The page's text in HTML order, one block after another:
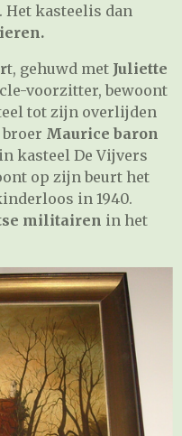
Het kasteelis dan
t, gehuwd met Juliette
voorzitter, bewoont
tot zijn overlijden
broer Maurice baron
in kasteel De Vijvers
op zijn beurt het
in 1940.
militairen in het